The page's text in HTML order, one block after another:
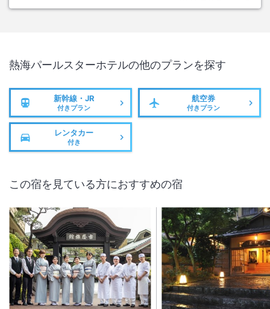
熱海パールスターホテルの他のプランを探す
新幹線・JR
付きプラン
航空券
付きプラン
レンタカー
付き
この宿を見ている方におすすめの宿